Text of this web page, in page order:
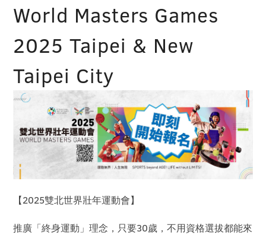
World Masters Games
2025 Taipei & New
Taipei City
【2025雙北世界壯年運動會】
推廣「終身運動」理念，只要30歲，不用資格選拔都能來